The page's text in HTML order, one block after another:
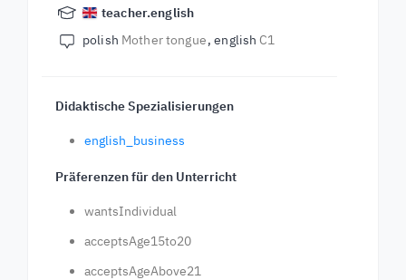
teacher.english
polish Mother tongue english C1
Didaktische Spezialisierungen
english_business
Präferenzen für den Unterricht
wantsIndividual
acceptsAge15to20
acceptsAgeAbove21